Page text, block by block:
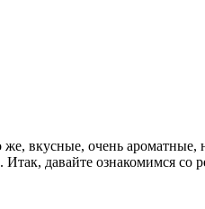
вкусные, очень
давайте ознакомимся